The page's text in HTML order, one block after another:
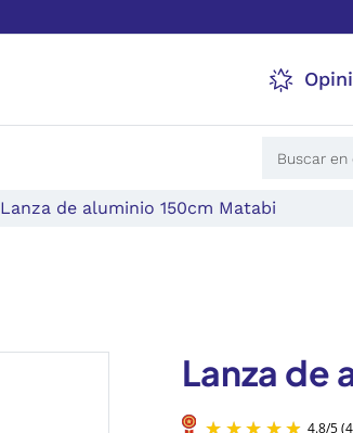
Lanza de aluminio 150cm Matabi
Lanza de